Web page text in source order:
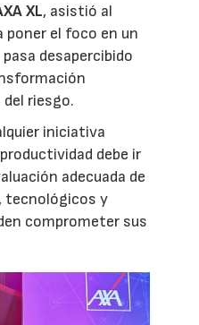
XL, asistió al
poner el foco en un
desapercibido
riesgo.
iniciativa
debe ir
adecuada de
tecnológicos y
comprometer sus